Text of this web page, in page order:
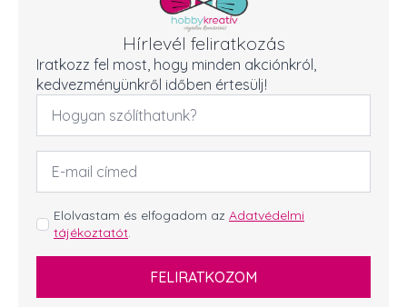
Hírlevél feliratkozás
Iratkozz fel most, hogy minden akciónkról,
kedvezményünkről időben értesülj!
Név
Email
cím
GDPR
*
Elolvastam és elfogadom az Adatvédelmi
tájékoztatót.
FELIRATKOZOM